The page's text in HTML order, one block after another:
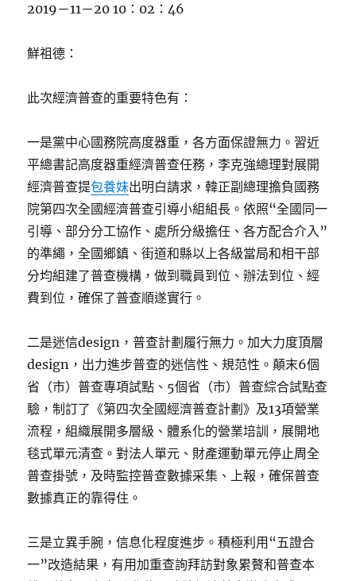
2019－11－20 10：02：46
鮮祖德：
此次經濟普查的重要特色有：
一是黨中心國務院高度器重，各方面保證無力。習近
平總書記高度器重經濟普查任務，李克強總理對展開
經濟普查提包養妹出明白請求，韓正副總理擔負國務
院第四次全國經濟普查引導小組組長。依照“全國同一
引導、部分分工協作、處所分級擔任、各方配合介入”
的準繩，全國鄉鎮、街道和縣以上各級當局和相干部
分均組建了普查機構，做到職員到位、辦法到位、經
費到位，確保了普查順遂實行。
二是迷信design，普查計劃履行無力。加大力度頂層
design，出力進步普查的迷信性、規范性。顛末6個
省（市）普查專項試點、5個省（市）普查綜合試點查
驗，制訂了《第四次全國經濟普查計劃》及13項營業
流程，組織展開多層級、體系化的營業培訓，展開地
毯式單元清查。對法人單元、財產運動單元停止周全
普查掛號，及時監控普查數據采集、上報，確保普查
數據真正的靠得住。
三是立異手腕，信息化程度進步。積極利用“五證合
一”改造結果，有用加重查詢拜訪對象累贅和普查本